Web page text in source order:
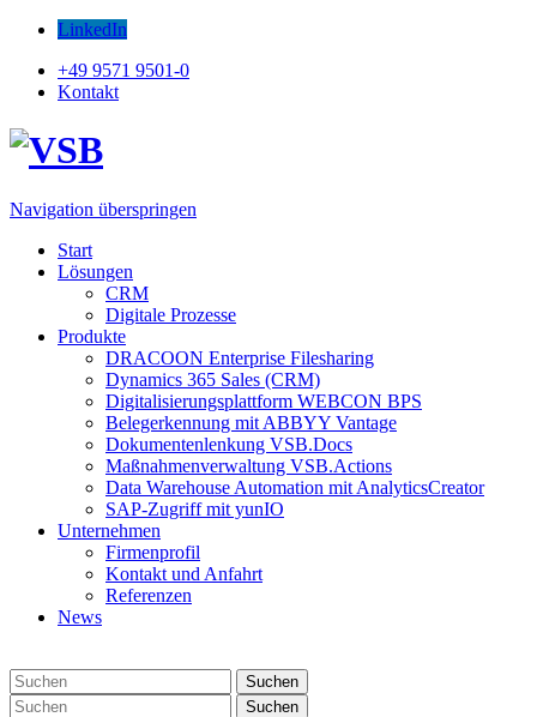
LinkedIn
+49 9571 9501-0
Kontakt
Navigation überspringen
Start
Lösungen
CRM
Digitale Prozesse
Produkte
DRACOON Enterprise Filesharing
Dynamics 365 Sales (CRM)
Digitalisierungsplattform WEBCON BPS
Belegerkennung mit ABBYY Vantage
Dokumentenlenkung VSB.Docs
Maßnahmenverwaltung VSB.Actions
Data Warehouse Automation mit AnalyticsCreator
SAP-Zugriff mit yunIO
Unternehmen
Firmenprofil
Kontakt und Anfahrt
Referenzen
News
Suchen
Suchen